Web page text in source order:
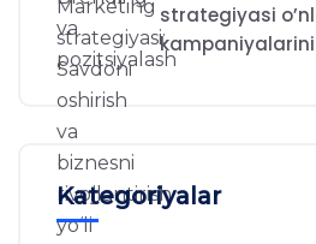
strategiyasi
Kategoriyalar